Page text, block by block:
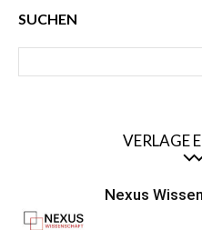
SUCHEN
VERLAGE
Nexus